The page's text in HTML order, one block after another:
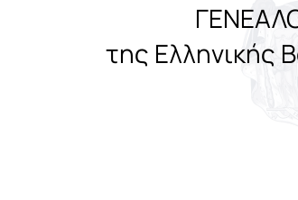
της Ελληνικής